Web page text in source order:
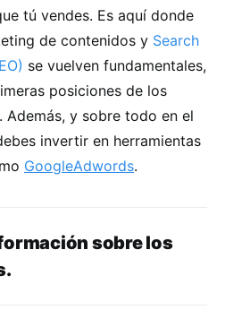
tú vendes. Es aquí donde
de contenidos y Search
se vuelven fundamentales,
posiciones de los
Además, y sobre todo en el
invertir en herramientas
GoogleAdwords.
sobre los